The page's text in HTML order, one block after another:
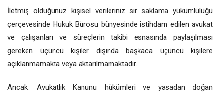
İletmiş olduğunuz kişisel verileriniz sır saklama yükümlülüğü
çerçevesinde Hukuk Bürosu bünyesinde istihdam edilen avukat
ve çalışanları ve süreçlerin takibi esnasında paylaşılması
gereken üçüncü kişiler dışında başkaca üçüncü kişilere
açıklanmamakta veya aktarılmamaktadır.
Ancak, Avukatlık Kanunu hükümleri ve yasadan doğan